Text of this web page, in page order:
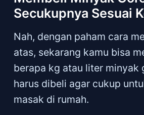
Secukupnya Sesuai
Nah, dengan paham cara
atas, sekarang kamu bisa
berapa kg atau liter minyak
harus dibeli agar cukup
masak di rumah.